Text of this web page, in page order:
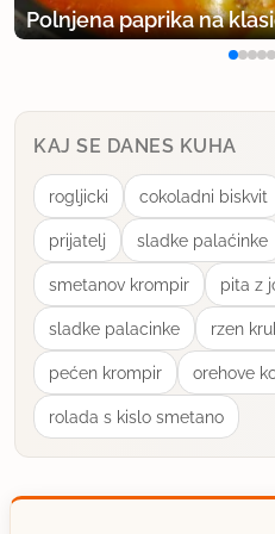
č
i
l
e
b
e
c
k
r
u
M
l
e
Hvala tebi za odličen
uporabno
Polnjena paprika na
KAJ SE DANES KUHA
rogljicki cokoladni biskvit
prijatelj sladke palaćinke
smetanov krompir pita z
sladke palacinke rzen
pećen krompir orehove
rolada s kislo smetano